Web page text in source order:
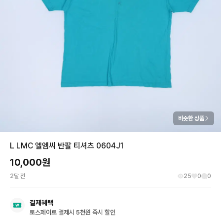
비슷한 상품
L LMC 엘엠씨 반팔 티셔츠 0604J1
10,000원
2달 전 25 0 0
결제혜택
토스페이로 결제시 5천원 즉시 할인